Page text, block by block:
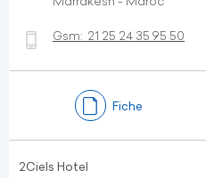
Gsm: 21 25 24 35 95 50
Fiche
2Ciels Hotel